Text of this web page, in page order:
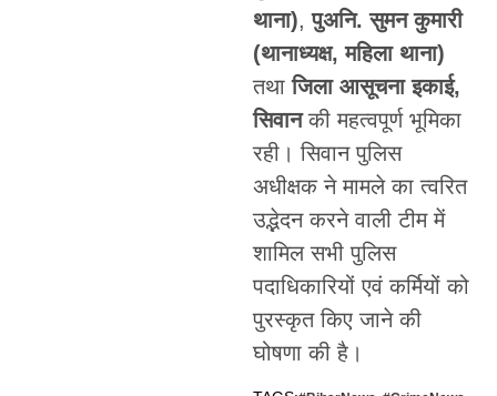
थाना),पुअनि. सुमन कुमारी
(थानाध्यक्ष, महिला थाना)
तथाजिला आसूचना इकाई,
सिवानकी महत्वपूर्ण भूमिका
रही। सिवान पुलिस
अधीक्षक ने मामले का त्वरित
उद्भेदन करने वाली टीम में
शामिल सभी पुलिस
पदाधिकारियों एवं कर्मियों को
पुरस्कृत किए जाने की
घोषणा की है।